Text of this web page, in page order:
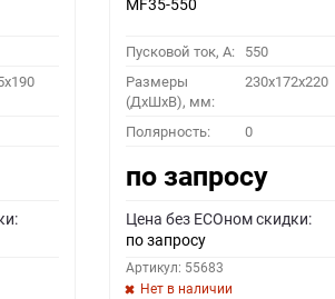
MF35-550
Пусковой ток, A: 550
Размеры
(ДхШхВ), мм:
230x172x220
Полярность: 0
по запросу
Цена без ECOном скидки:
по запросу
Артикул: 55683
Нет в наличии